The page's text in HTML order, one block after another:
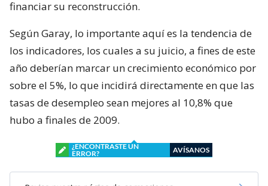
financiar su reconstrucción.
Según Garay, lo importante aquí es la tendencia de
los indicadores, los cuales a su juicio, a fines de este
año deberían marcar un crecimiento económico por
sobre el 5%, lo que incidirá directamente en que las
tasas de desempleo sean mejores al 10,8% que
hubo a finales de 2009.
¿ENCONTRASTE UN
ERROR?
AVÍSANOS